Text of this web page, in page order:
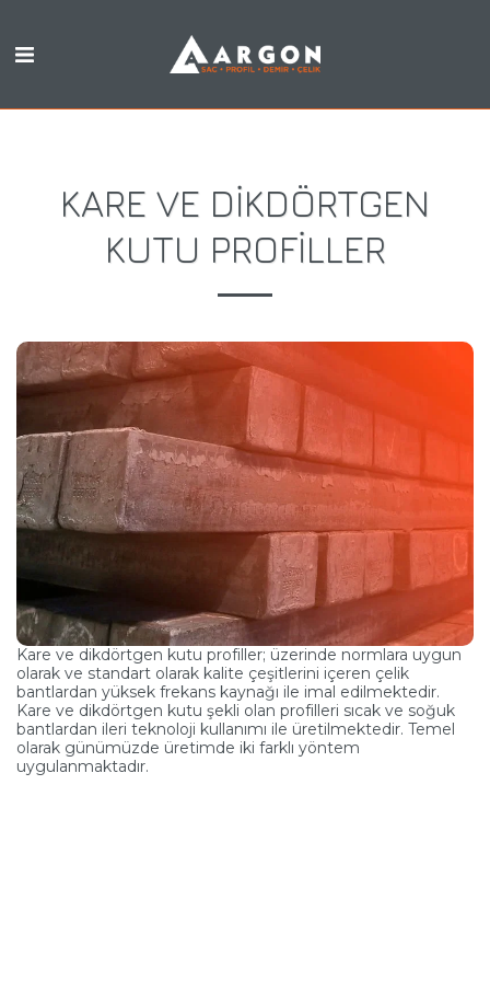
KARE VE DIKDÖRTGEN
KUTU PROFILLER
Kare ve dikdörtgen kutu profiller; üzerinde normlara uygun
olarak ve standart olarak kalite çeşitlerini içeren çelik
bantlardan yüksek frekans kaynağı ile imal edilmektedir.
Kare ve dikdörtgen kutu şekli olan profilleri sıcak ve soğuk
bantlardan ileri teknoloji kullanımı ile üretilmektedir. Temel
olarak günümüzde üretimde iki farklı yöntem
uygulanmaktadır.